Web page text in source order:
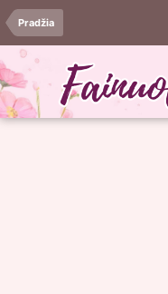
Pradžia